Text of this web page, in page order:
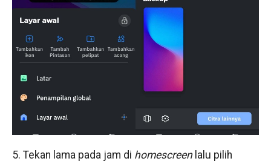
5. Tekan lama pada jam di homescreenlalu pilih